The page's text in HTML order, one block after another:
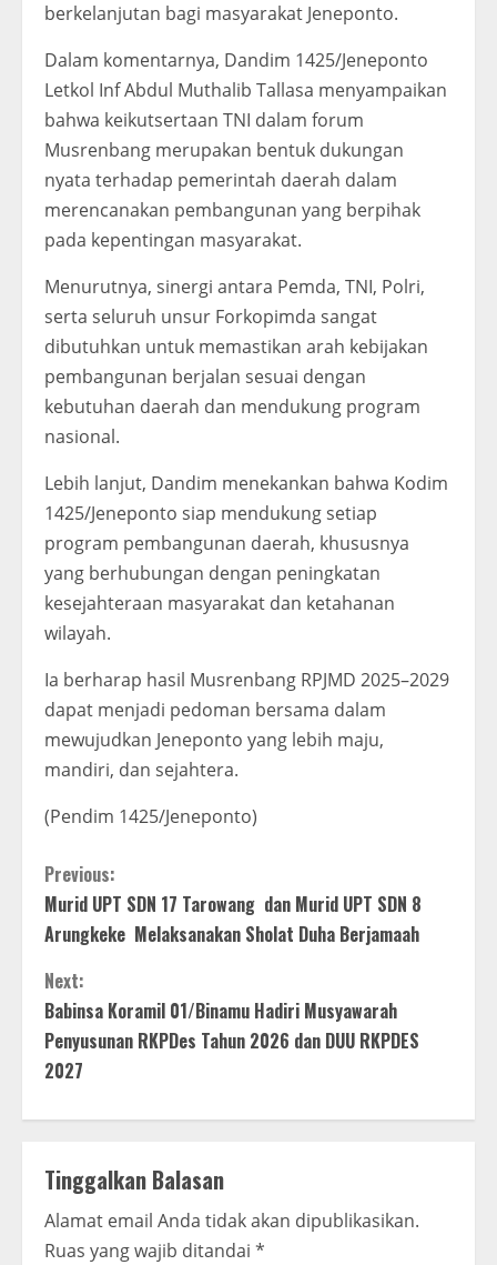
berkelanjutan bagi masyarakat Jeneponto.
Dalam komentarnya, Dandim 1425/Jeneponto
Letkol Inf Abdul Muthalib Tallasa menyampaikan
bahwa keikutsertaan TNI dalam forum
Musrenbang merupakan bentuk dukungan
nyata terhadap pemerintah daerah dalam
merencanakan pembangunan yang berpihak
pada kepentingan masyarakat.
Menurutnya, sinergi antara Pemda, TNI, Polri,
serta seluruh unsur Forkopimda sangat
dibutuhkan untuk memastikan arah kebijakan
pembangunan berjalan sesuai dengan
kebutuhan daerah dan mendukung program
nasional.
Lebih lanjut, Dandim menekankan bahwa Kodim
1425/Jeneponto siap mendukung setiap
program pembangunan daerah, khususnya
yang berhubungan dengan peningkatan
kesejahteraan masyarakat dan ketahanan
wilayah.
Ia berharap hasil Musrenbang RPJMD 2025–2029
dapat menjadi pedoman bersama dalam
mewujudkan Jeneponto yang lebih maju,
mandiri, dan sejahtera.
(Pendim 1425/Jeneponto)
C
o
n
t
i
n
u
e
R
Previous:
Murid UPT SDN 17 Tarowang dan Murid UPT SDN 8
Arungkeke Melaksanakan Sholat Duha Berjamaah
Next:
Babinsa Koramil 01/Binamu Hadiri Musyawarah
Penyusunan RKPDes Tahun 2026 dan DUU RKPDES
2027
Tinggalkan Balasan
Alamat email Anda tidak akan dipublikasikan.
Ruas yang wajib ditandai *